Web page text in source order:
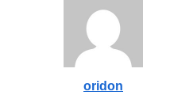
oridon